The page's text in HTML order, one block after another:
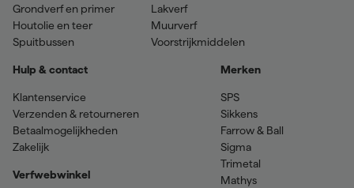
Grondverf en primer
Houtolie en teer
Spuitbussen
Lakverf
Muurverf
Voorstrijkmiddelen
Hulp & contact
Klantenservice
Verzenden & retourneren
Betaalmogelijkheden
Zakelijk
Verfwebwinkel
Merken
SPS
Sikkens
Farrow & Ball
Sigma
Trimetal
Mathys